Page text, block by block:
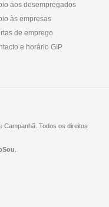
aos desempregados
às empresas
de emprego
e horário GIP
Campanhã. Todos os direitos